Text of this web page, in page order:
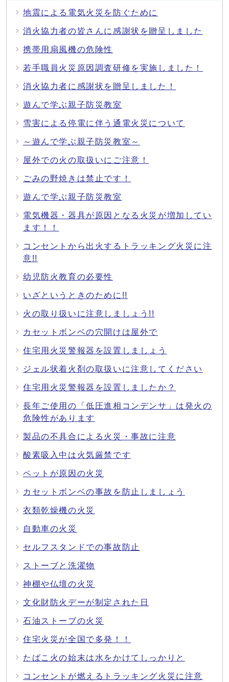
地震による電気火災を防ぐために
消火協力者の皆さんに感謝状を贈呈しました
携帯用扇風機の危険性
若手職員火災原因調査研修を実施しました！
消火協力者に感謝状を贈呈しました！
遊んで学ぶ親子防災教室
雪害による停電に伴う通電火災について
～遊んで学ぶ親子防災教室～
屋外での火の取扱いにご注意！
ごみの野焼きは禁止です！
遊んで学ぶ親子防災教室
電気機器・器具が原因となる火災が増加してい
ます！！
コンセントから出火するトラッキング火災に注
意!!
幼児防火教育の必要性
いざというときのために!!
火の取り扱いに注意しましょう!!
カセットボンベの穴開けは屋外で
住宅用火災警報器を設置しましょう
ジェル状着火剤の取扱いに注意してください
住宅用火災警報器を設置しましたか？
長年ご使用の「低圧進相コンデンサ」は発火の
危険性があります
製品の不具合による火災・事故に注意
酸素吸入中は火気厳禁です
ペットが原因の火災
カセットボンベの事故を防止しましょう
衣類乾燥機の火災
自動車の火災
セルフスタンドでの事故防止
ストーブと洗濯物
神棚や仏壇の火災
文化財防火デーが制定された日
石油ストーブの火災
住宅火災が全国で多発！！
たばこ火の始末は水をかけてしっかりと
コンセントが燃えるトラッキング火災に注意